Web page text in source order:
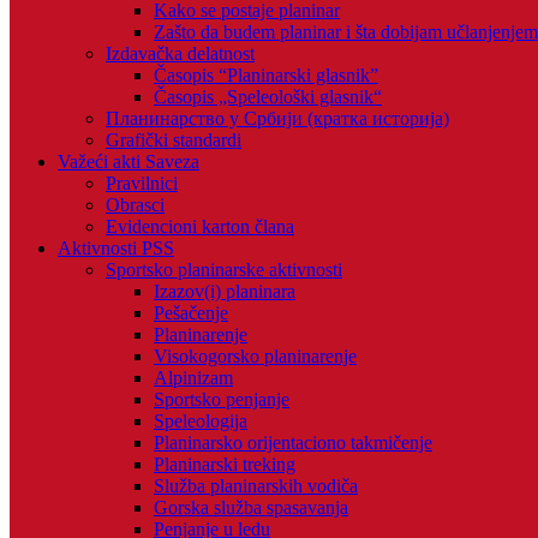
Kako se postaje planinar
Zašto da budem planinar i šta dobijam
Izdavačka delatnost
Časopis “Planinarski glasnik”
Časopis „Speleološki glasnik“
Планинарство у Србији (кратка историја)
Grafički standardi
Važeći akti Saveza
Pravilnici
Obrasci
Evidencioni karton člana
Aktivnosti PSS
Sportsko planinarske aktivnosti
Izazov(i) planinara
Pešačenje
Planinarenje
Visokogorsko planinarenje
Alpinizam
Sportsko penjanje
Speleologija
Planinarsko orijentaciono takmičenje
Planinarski treking
Služba planinarskih vodiča
Gorska služba spasavanja
Penjanje u ledu